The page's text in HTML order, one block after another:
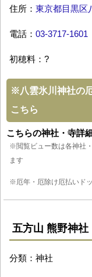
住所： 東京都目黒区
電話： 03-3717-1601
初穂料：?
※八雲氷川神社の
こちら
こちらの神社・寺詳
※閲覧ビュー数は各神社
ます
※厄年・厄除け厄払いド
五方山 熊野神社
分類：神社